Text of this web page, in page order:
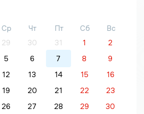
Ср Чт Пт Сб
Вс
29 30 31 1
2
5 6 7 8
9
12 13 14 15
16
19 20 21 22
23
26 27 28 29
30